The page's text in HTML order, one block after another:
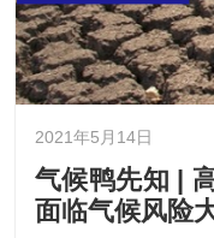
2021年5月14日
气候鸭先知 |
面临气候风险